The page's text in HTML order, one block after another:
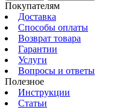
Покупателям
Доставка
Способы оплаты
Возврат товара
Гарантии
Услуги
Вопросы и ответы
Полезное
Инструкции
Статьи